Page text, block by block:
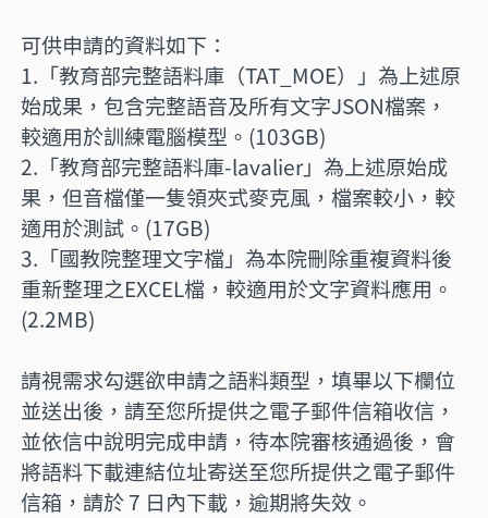
可供申請的資料如下：
1.「教育部完整語料庫（TAT_MOE）」為上述原
始成果，包含完整語音及所有文字JSON檔案，
較適用於訓練電腦模型。(103GB)
2.「教育部完整語料庫-lavalier」為上述原始成
果，但音檔僅一隻領夾式麥克風，檔案較小，較
適用於測試。(17GB)
3.「國教院整理文字檔」為本院刪除重複資料後
重新整理之EXCEL檔，較適用於文字資料應用。
(2.2MB)
請視需求勾選欲申請之語料類型，填畢以下欄位
並送出後，請至您所提供之電子郵件信箱收信，
並依信中說明完成申請，待本院審核通過後，會
將語料下載連結位址寄送至您所提供之電子郵件
信箱，請於 7 日內下載，逾期將失效。